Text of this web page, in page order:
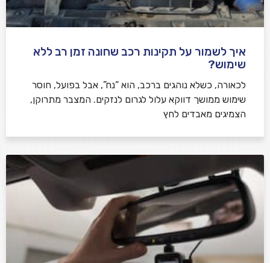
איך לשמור על תקינות רכב שחונה זמן רב ללא
שימוש?
לכאורה, כשלא נוהגים ברכב, הוא “נח”, אבל בפועל, חוסר
שימוש ממושך דווקא עלול לגרום לנזקים. המצבר מתרוקן,
הצמיגים מאבדים לחץ